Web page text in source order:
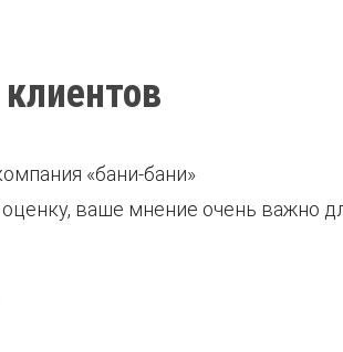
«бани-бани»
ваше мнение очень важно